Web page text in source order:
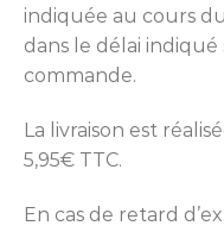
indiquée au cours
dans le délai
commande.
La livraison est
5,95€ TTC.
En cas de retard